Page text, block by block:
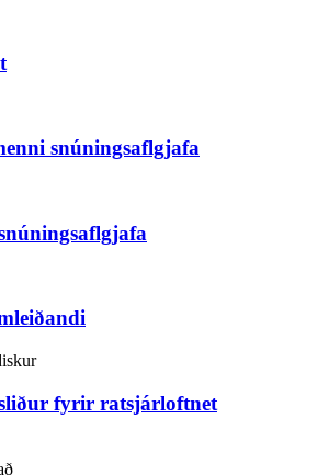
snúningsaflgjafa
fyrir ratsjárloftnet